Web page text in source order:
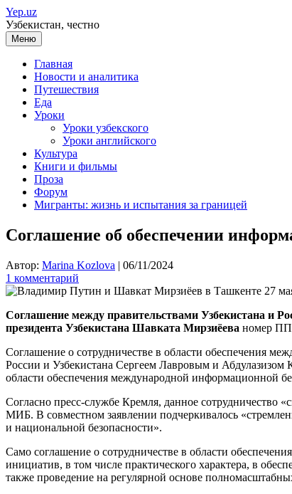
Перейти
к
содержимому
Yep.uz
Узбекистан, честно
Меню
Главная
Новости и аналитика
Путешествия
Еда
Уроки
Уроки узбекского
Уроки английского
Культура
Книги и фильмы
Проза
Форум
Мигранты: жизнь и испытания за границей
Соглашение об обеспечении
Автор: Marina Kozlova | 06/11/2024
1 комментарий
Соглашение между правительствами Узбекистана и
президента Узбекистана Шавката Мирзиёева номер
Соглашение о сотрудничестве в области обеспечения
России и Узбекистана Сергеем Лавровым и Абдулазизом
области обеспечения международной информационной
Согласно пресс-службе Кремля, данное сотрудничество
МИБ. В совместном заявлении подчеркивалось
и национальной безопасности».
Само соглашение о сотрудничестве в области
инициатив, в том числе практического характера, в
также проведение на регулярной основе